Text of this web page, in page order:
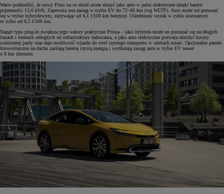
Warto podkreślić, że nowy Prius na co dzień może służyć jako auto w pełni elektryczne dzięki baterii
pojemności 13,6 kWh. Zapewnia ona zasięg w trybie EV do 72–86 km (wg WLTP). Auto może też poruszać
się w trybie hybrydowym, zużywając od 4,1 l/100 km benzyny. Uśredniony wynik w cyklu mieszanym
to tylko od 0,5 l/100 km.
Napęd typu plug-in zwiększa jego walory praktyczne Priusa – jako hybryda może on poruszać się na długich
trasach i terenach odległych od infrastruktury ładowania, a jako auto elektryczne pozwala obniżyć koszty
codziennej jazdy oraz daje możliwość wjazdu do stref czystego transportu w centrach miast. Opcjonalne panele
fotowoltaiczne na dachu zasilają baterię czystą energią i wydłużają zasięg auta w trybie EV nawet
o 8 km dziennie.